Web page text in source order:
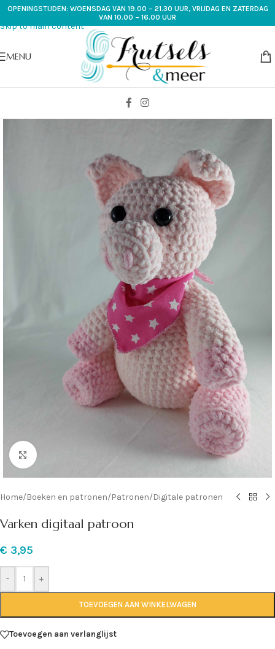
Skip to navigation
Skip to main content
OPENINGSTIJDEN: WOENSDAG VAN 19.00 – 21.30 UUR, VRIJDAG EN ZATERDAG
VAN 10.00 – 16.00 UUR
MENU
Klik om te vergroten
Home/Boeken en patronen/Patronen/Digitale patronen
Varken digitaal patroon
€ 3,95
- +
TOEVOEGEN AAN WINKELWAGEN
Toevoegen aan verlanglijst